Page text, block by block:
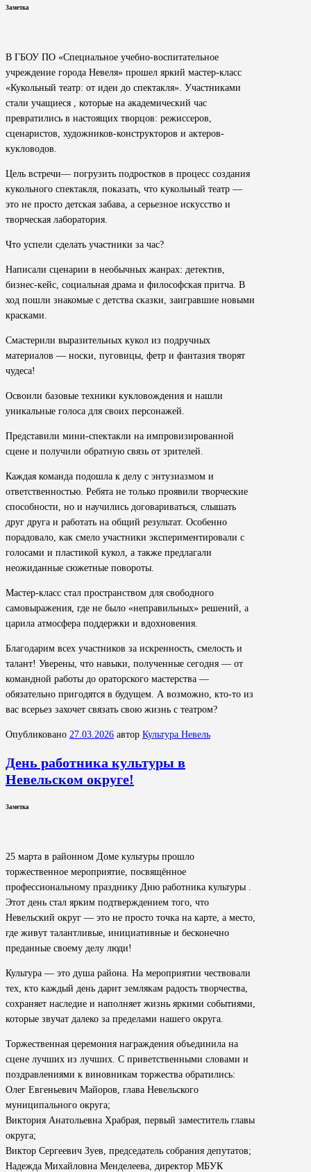
Заметка
В ГБОУ ПО «Специальное учебно-воспитательное
учреждение города Невеля» прошел яркий мастер-класс
«Кукольный театр: от идеи до спектакля». Участниками
стали учащиеся , которые на академический час
превратились в настоящих творцов: режиссеров,
сценаристов, художников-конструкторов и актеров-
кукловодов.
Цель встречи— погрузить подростков в процесс создания
кукольного спектакля, показать, что кукольный театр —
это не просто детская забава, а серьезное искусство и
творческая лаборатория.
Что успели сделать участники за час?
Написали сценарии в необычных жанрах: детектив,
бизнес-кейс, социальная драма и философская притча. В
ход пошли знакомые с детства сказки, заигравшие новыми
красками.
Смастерили выразительных кукол из подручных
материалов — носки, пуговицы, фетр и фантазия творят
чудеса!
Освоили базовые техники кукловождения и нашли
уникальные голоса для своих персонажей.
Представили мини-спектакли на импровизированной
сцене и получили обратную связь от зрителей.
Каждая команда подошла к делу с энтузиазмом и
ответственностью. Ребята не только проявили творческие
способности, но и научились договариваться, слышать
друг друга и работать на общий результат. Особенно
порадовало, как смело участники экспериментировали с
голосами и пластикой кукол, а также предлагали
неожиданные сюжетные повороты.
Мастер-класс стал пространством для свободного
самовыражения, где не было «неправильных» решений, а
царила атмосфера поддержки и вдохновения.
Благодарим всех участников за искренность, смелость и
талант! Уверены, что навыки, полученные сегодня — от
командной работы до ораторского мастерства —
обязательно пригодятся в будущем. А возможно, кто-то из
вас всерьез захочет связать свою жизнь с театром?
Опубликовано 27.03.2026 автор Культура Невель
День работника культуры в
Невельском округе!
Заметка
25 марта в районном Доме культуры прошло
торжественное мероприятие, посвящённое
профессиональному празднику Дню работника культуры .
Этот день стал ярким подтверждением того, что
Невельский округ — это не просто точка на карте, а место,
где живут талантливые, инициативные и бесконечно
преданные своему делу люди!
Культура — это душа района. На мероприятии чествовали
тех, кто каждый день дарит землякам радость творчества,
сохраняет наследие и наполняет жизнь яркими событиями,
которые звучат далеко за пределами нашего округа.
Торжественная церемония награждения объединила на
сцене лучших из лучших. С приветственными словами и
поздравлениями к виновникам торжества обратились:
Олег Евгеньевич Майоров, глава Невельского
муниципального округа;
Виктория Анатольевна Храбрая, первый заместитель главы
округа;
Виктор Сергеевич Зуев, председатель собрания депутатов;
Надежда Михайловна Менделеева, директор МБУК